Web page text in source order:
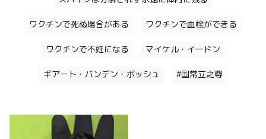
ワクチンで死ぬ場合がある ワクチンで血栓ができる
ワクチンで不妊になる マイケル・イードン
ギアート・バンデン・ボッシュ #国常立之尊